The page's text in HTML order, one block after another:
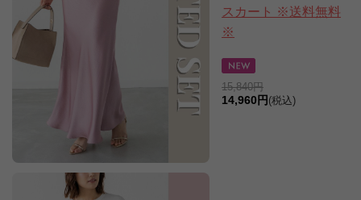
スカート ※送料無料
※
15,840円
14,960円 (税込)